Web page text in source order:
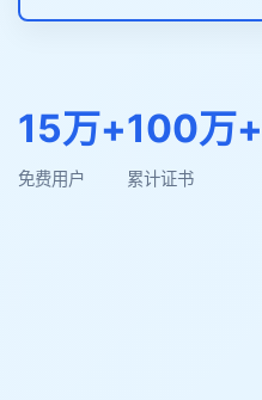
15万+
免费用户
100万+
累计证书